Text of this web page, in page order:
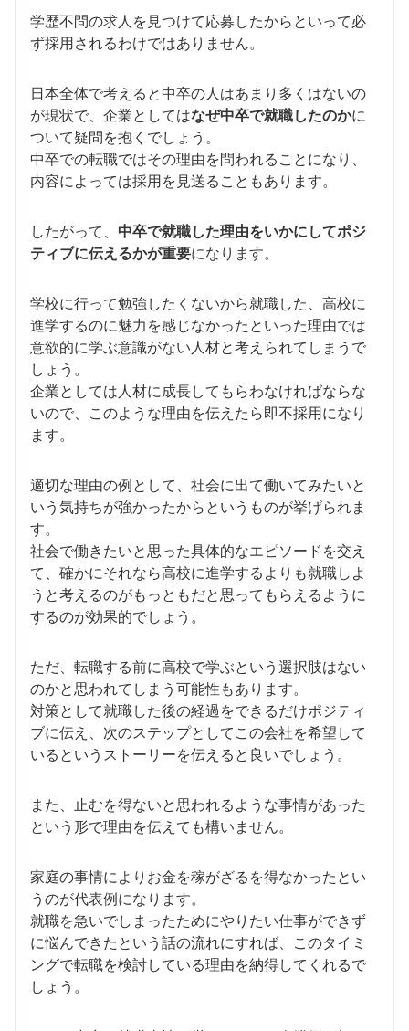
学歴不問の求人を見つけて応募したからといって必
ず採用されるわけではありません。
日本全体で考えると中卒の人はあまり多くはないの
が現状で、企業としてはなぜ中卒で就職したのかに
ついて疑問を抱くでしょう。
中卒での転職ではその理由を問われることになり、
内容によっては採用を見送ることもあります。
したがって、 中卒で就職した理由をいかにしてポジ
ティブに伝えるかが重要になります。
学校に行って勉強したくないから就職した、高校に
進学するのに魅力を感じなかったといった理由では
意欲的に学ぶ意識がない人材と考えられてしまうで
しょう。
企業としては人材に成長してもらわなければならな
いので、このような理由を伝えたら即不採用になり
ます。
適切な理由の例として、社会に出て働いてみたいと
いう気持ちが強かったからというものが挙げられま
す。
社会で働きたいと思った具体的なエピソードを交え
て、確かにそれなら高校に進学するよりも就職しよ
うと考えるのがもっともだと思ってもらえるように
するのが効果的でしょう。
ただ、転職する前に高校で学ぶという選択肢はない
のかと思われてしまう可能性もあります。
対策として就職した後の経過をできるだけポジティ
ブに伝え、次のステップとしてこの会社を希望して
いるというストーリーを伝えると良いでしょう。
また、止むを得ないと思われるような事情があった
という形で理由を伝えても構いません。
家庭の事情によりお金を稼がざるを得なかったとい
うのが代表例になります。
就職を急いでしまったためにやりたい仕事ができず
に悩んできたという話の流れにすれば、このタイミ
ングで転職を検討している理由を納得してくれるで
しょう。